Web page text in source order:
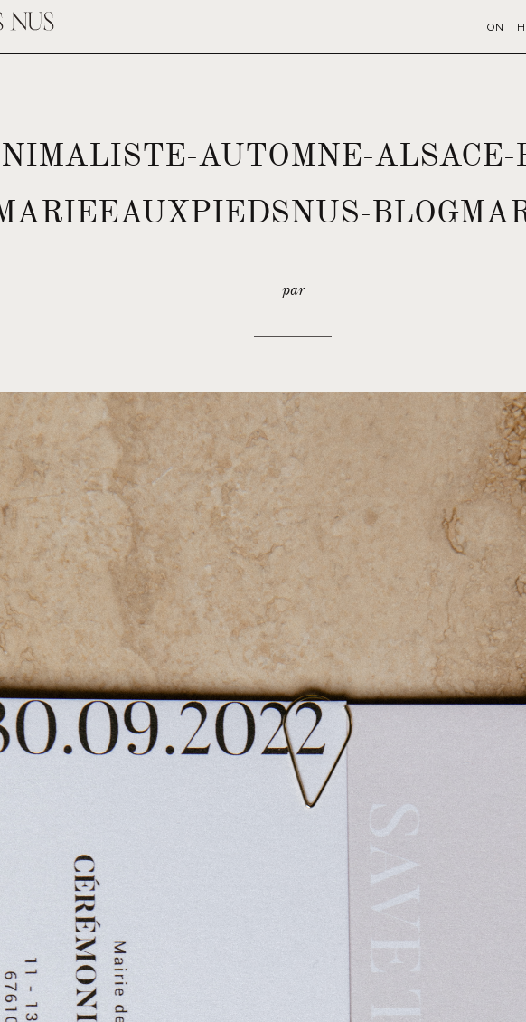
ON
AUTOMNE-
par